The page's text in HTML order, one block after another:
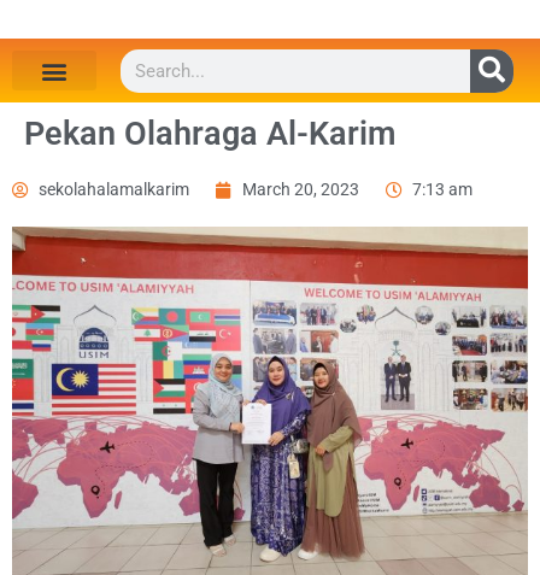
Pekan Olahraga Al-Karim
sekolahalamalkarim March 20, 2023 7:13 am